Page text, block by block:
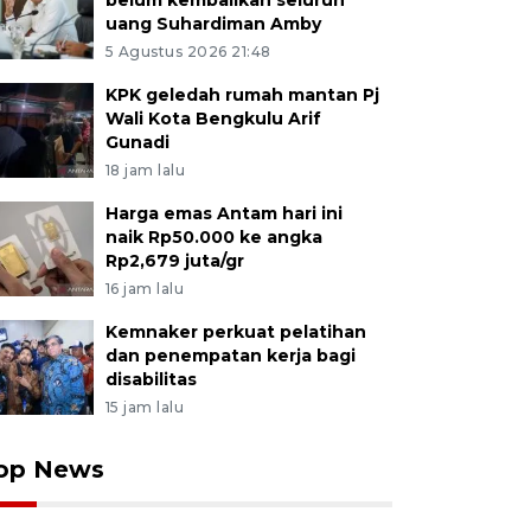
uang Suhardiman Amby
5 Agustus 2026 21:48
KPK geledah rumah mantan Pj
Wali Kota Bengkulu Arif
Gunadi
18 jam lalu
Harga emas Antam hari ini
naik Rp50.000 ke angka
Rp2,679 juta/gr
16 jam lalu
Kemnaker perkuat pelatihan
dan penempatan kerja bagi
disabilitas
15 jam lalu
News